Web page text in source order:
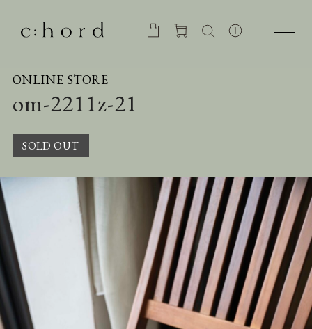
ONLINE STORE
om-2211z-21